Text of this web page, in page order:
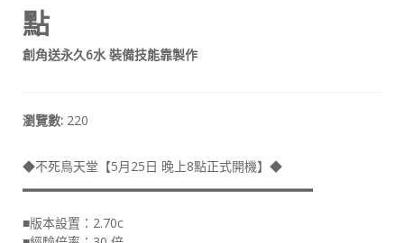
點
創角送永久6水 裝備技能靠製作
瀏覽數: 220
◆不死鳥天堂【5月25日 晚上8點正式開機】◆
▂▂▂▂▂▂▂▂▂▂▂▂▂▂▂▂▂▂▂▂▂▂▂
■版本設置：2.70c